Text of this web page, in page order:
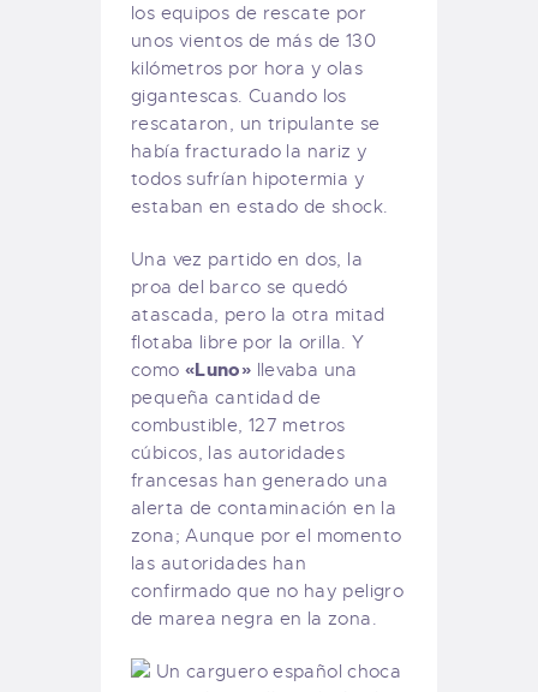
los equipos de rescate por
unos vientos de más de 130
kilómetros por hora y olas
gigantescas. Cuando los
rescataron, un tripulante se
había fracturado la nariz y
todos sufrían hipotermia y
estaban en estado de shock.
Una vez partido en dos, la
proa del barco se quedó
atascada, pero la otra mitad
flotaba libre por la orilla. Y
como «Luno» llevaba una
pequeña cantidad de
combustible, 127 metros
cúbicos, las autoridades
francesas han generado una
alerta de contaminación en la
zona; Aunque por el momento
las autoridades han
confirmado que no hay peligro
de marea negra en la zona.